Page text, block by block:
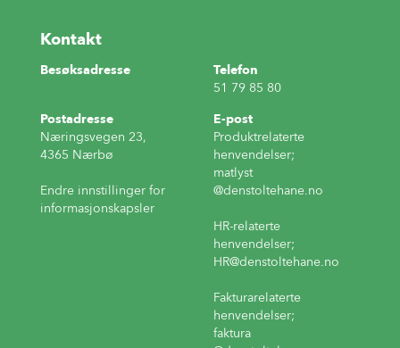
Kontakt
Besøksadresse
Telefon
51 79 85 80
Postadresse
Næringsvegen 23,
4365 Nærbø
Endre innstillinger for
informasjonskapsler
E-post
Produktrelaterte
henvendelser;
matlyst
@denstoltehane.no
HR-relaterte
henvendelser;
HR@denstoltehane.no
Fakturarelaterte
henvendelser;
faktura